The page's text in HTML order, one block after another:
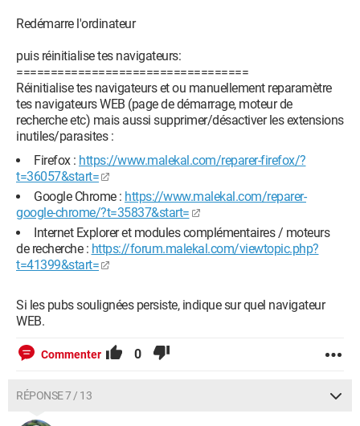
Redémarre l'ordinateur
puis réinitialise tes navigateurs:
==================================
Réinitialise tes navigateurs et ou manuellement reparamètre
tes navigateurs WEB (page de démarrage, moteur de
recherche etc) mais aussi supprimer/désactiver les extensions
inutiles/parasites :
Firefox : https://www.malekal.com/reparer-firefox/?
t=36057&start=
Google Chrome : https://www.malekal.com/reparer-
google-chrome/?t=35837&start=
Internet Explorer et modules complémentaires / moteurs
de recherche : https://forum.malekal.com/viewtopic.php?
t=41399&start=
Si les pubs soulignées persiste, indique sur quel navigateur
WEB.
Commenter 0
RÉPONSE 7 / 13